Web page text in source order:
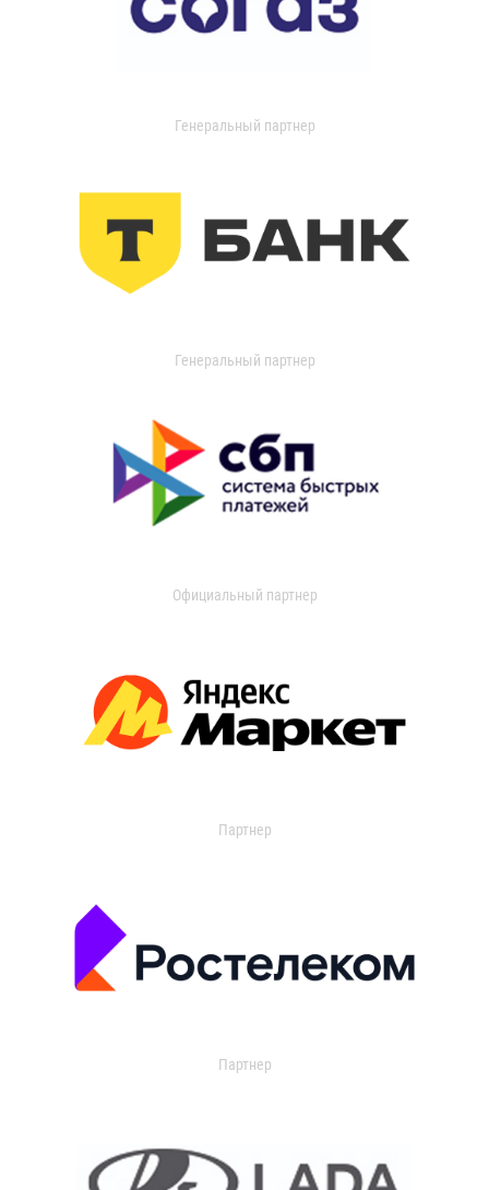
Генеральный партнер
Генеральный партнер
Официальный партнер
Партнер
Партнер